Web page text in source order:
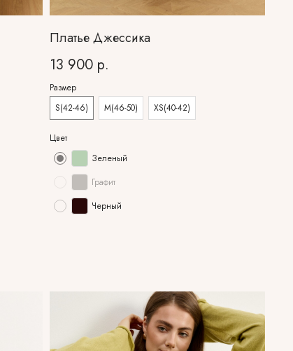
Платье Джессика
13 900 р.
Размер
S(42-46)
M(46-50) XS(40-42)
Цвет
Зеленый
Графит
Черный